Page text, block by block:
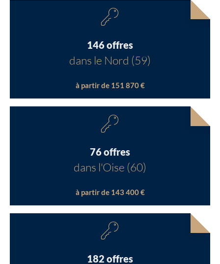
146 offres
dans le Nord (59)
à partir de 151 870 €
76 offres
dans l'Oise (60)
à partir de 143 400 €
182 offres